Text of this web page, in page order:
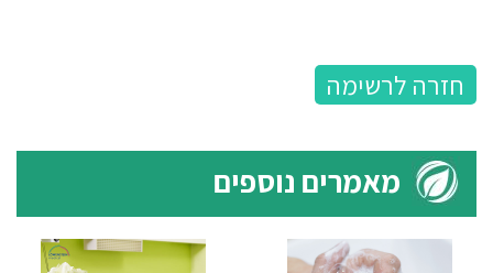
חזרה לרשימה
מאמרים נוספים